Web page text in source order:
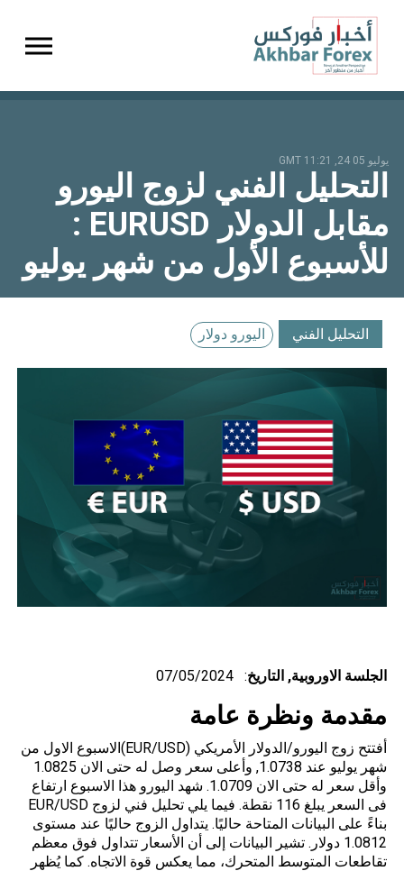
يوليو 05 24, 11:21 GMT
التحليل الفني لزوج اليورو
مقابل الدولار EURUSD :
للأسبوع الأول من شهر يوليو
التحليل الفني اليورو دولار
الجلسة الاوروبية,التاريخ: 07/05/2024
مقدمة ونظرة عامة
أفتتح زوج اليورو/الدولار الأمريكي (EUR/USD)الاسبوع الاول من
شهر يوليو عند 1.0738, وأعلى سعر وصل له حتى الان 1.0825
وأقل سعر له حتى الان 1.0709. شهد اليورو هذا الاسبوع ارتفاع
فى السعر يبلغ 116 نقطة. فيما يلي تحليل فني لزوج EUR/USD
بناءً على البيانات المتاحة حاليًا. يتداول الزوج حاليًا عند مستوى
1.0812 دولار. تشير البيانات إلى أن الأسعار تتداول فوق معظم
تقاطعات المتوسط المتحرك، مما يعكس قوة الاتجاه. كما يُظهر